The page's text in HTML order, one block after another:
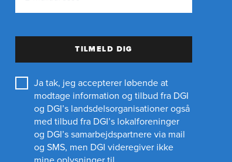
TILMELD DIG
Ja tak, jeg accepterer løbende at
modtage information og tilbud fra DGI
og DGI’s landsdelsorganisationer også
med tilbud fra DGI’s lokalforeninger
og DGI’s samarbejdspartnere via mail
og SMS, men DGI videregiver ikke